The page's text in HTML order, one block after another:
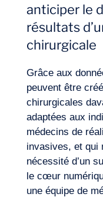
FR
anticiper le
résultats
chirurgicale
Grâce aux
peuvent être
chirurgicales
adaptées aux
médecins de
invasives, et qui
nécessité d’un
le cœur
une équipe de